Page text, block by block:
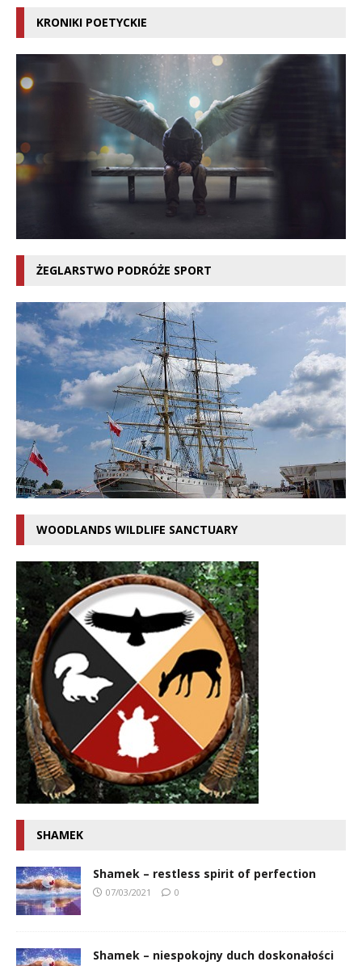
KRONIKI POETYCKIE
ŻEGLARSTWO PODRÓŻE SPORT
WOODLANDS WILDLIFE SANCTUARY
SHAMEK
Shamek – restless spirit of perfection
07/03/2021 0
Shamek – niespokojny duch doskonałości